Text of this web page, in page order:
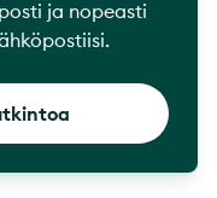
ja nopeasti